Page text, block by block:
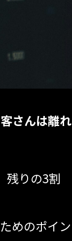
さんは離れ
残りの3割
めのポイン